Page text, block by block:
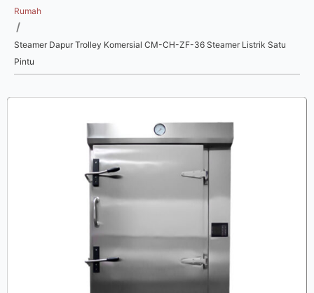
Rumah
/
Steamer Dapur Trolley Komersial CM-CH-ZF-36 Steamer Listrik Satu
Pintu